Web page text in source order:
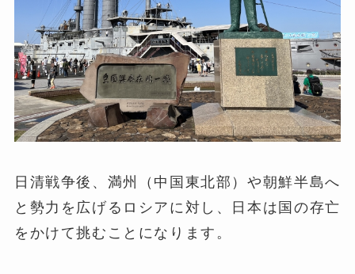
日清戦争後、満州（中国東北部）や朝鮮半島へ
と勢力を広げるロシアに対し、日本は国の存亡
をかけて挑むことになります。